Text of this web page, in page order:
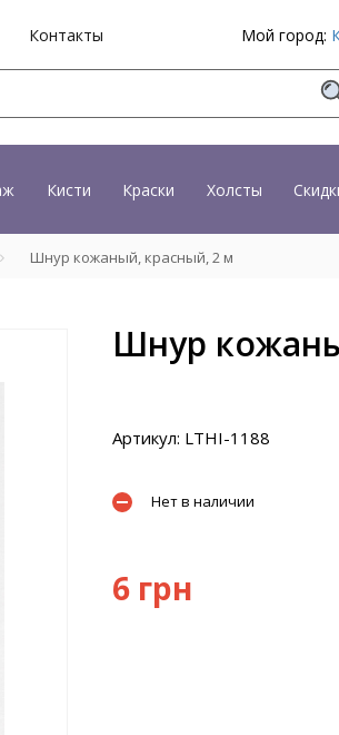
Контакты Мой город:
Кисти Краски Холсты
Шнур кожаный, красный, 2 м
Шнур
Артикул: LTHI-1188
Нет в наличии
6 грн